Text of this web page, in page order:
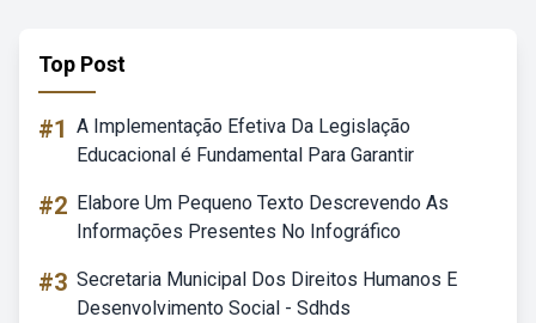
Top Post
#1 A Implementação Efetiva Da Legislação
Educacional é Fundamental Para Garantir
#2 Elabore Um Pequeno Texto Descrevendo As
Informações Presentes No Infográfico
#3 Secretaria Municipal Dos Direitos Humanos E
Desenvolvimento Social - Sdhds